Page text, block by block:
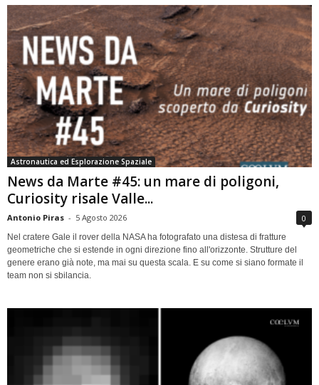
Astronautica ed Esplorazione Spaziale
News da Marte #45: un mare di poligoni,
Curiosity risale Valle...
Antonio Piras - 5 Agosto 2026 0
Nel cratere Gale il rover della NASA ha fotografato una distesa di fratture
geometriche che si estende in ogni direzione fino all'orizzonte. Strutture del
genere erano già note, ma mai su questa scala. E su come si siano formate il
team non si sbilancia.